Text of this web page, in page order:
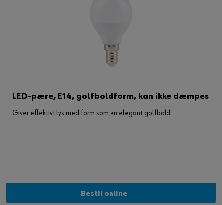
LED-pære, E14, golfboldform, kan ikke dæmpes
Giver effektivt lys med form som en elegant golfbold.
Bestil online